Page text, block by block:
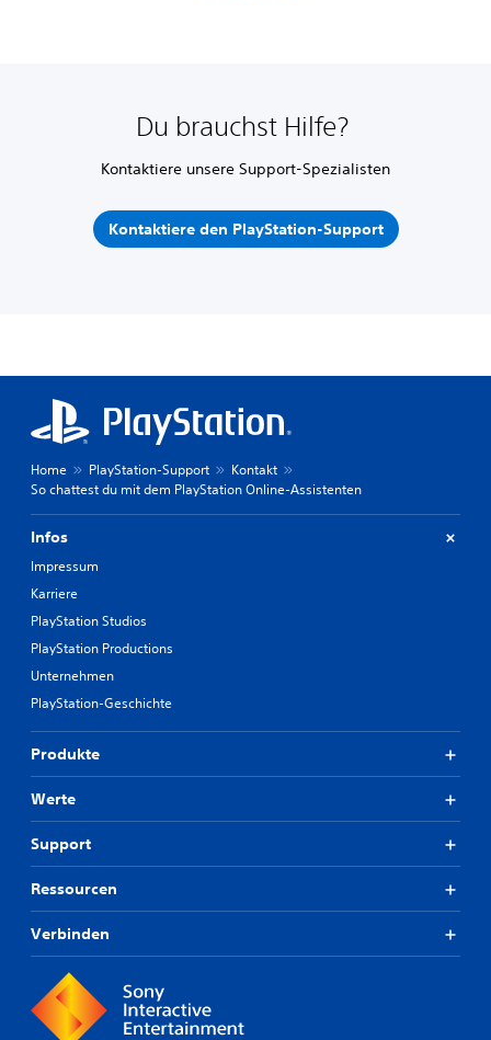
Du brauchst Hilfe?
Kontaktiere unsere Support-Spezialisten
Kontaktiere den PlayStation-Support
Home PlayStation-Support
Kontakt
So chattest du mit dem PlayStation Online-Assistenten
Infos
Impressum
Karriere
PlayStation Studios
PlayStation Productions
Unternehmen
PlayStation-Geschichte
Produkte
Werte
Support
Ressourcen
Verbinden